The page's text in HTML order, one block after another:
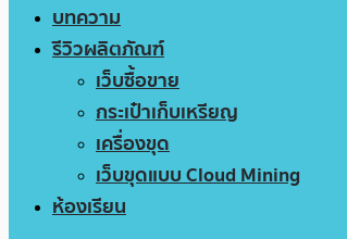
บทความ
รีวิวผลิตภัณฑ์
เว็บซื้อขาย
กระเป๋าเก็บเหรียญ
เครื่องขุด
เว็บขุดแบบ Cloud Mining
ห้องเรียน